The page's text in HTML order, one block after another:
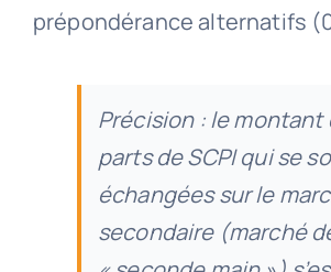
prépondérance alternatifs
Précision : le montant
parts de SCPI qui se
échangées sur le
secondaire (marché